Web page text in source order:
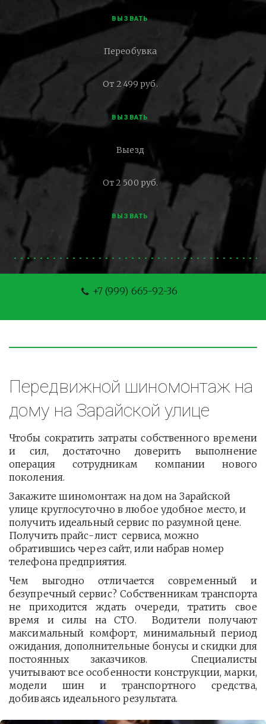
ВЫЗВАТЬ
Переобувка
От 2 499 руб.
ВЫЗВАТЬ
Выезд
От 2 500 руб.
ВЫЗВАТЬ
+7 (999) 665-92-36
Передвижной шиномонтаж на
дому на Зарайской улице
Чтобы сократить затраты собственного времени
и сил, достаточно доверить выполнение
операция сотрудникам компании нового
поколения.
Закажите шиномонтаж на дом на Зарайской
улице круглосуточно в любое удобное место, и
получить идеальный сервис по разумной цене.
Получить прайс-лист  сервиса, можно
обратившись через сайт, или набрав номер
телефона предприятия.
Чем выгодно отличается современный и
безупречный сервис? Собственникам транспорта
не приходится ждать очереди, тратить свое
время и силы на СТО. Водители получают
максимальный комфорт, минимальный период
ожидания, дополнительные бонусы и скидки для
постоянных заказчиков. Специалисты
учитывают все особенности конструкции, марки,
модели шин и транспортного средства,
добиваясь идеального результата.